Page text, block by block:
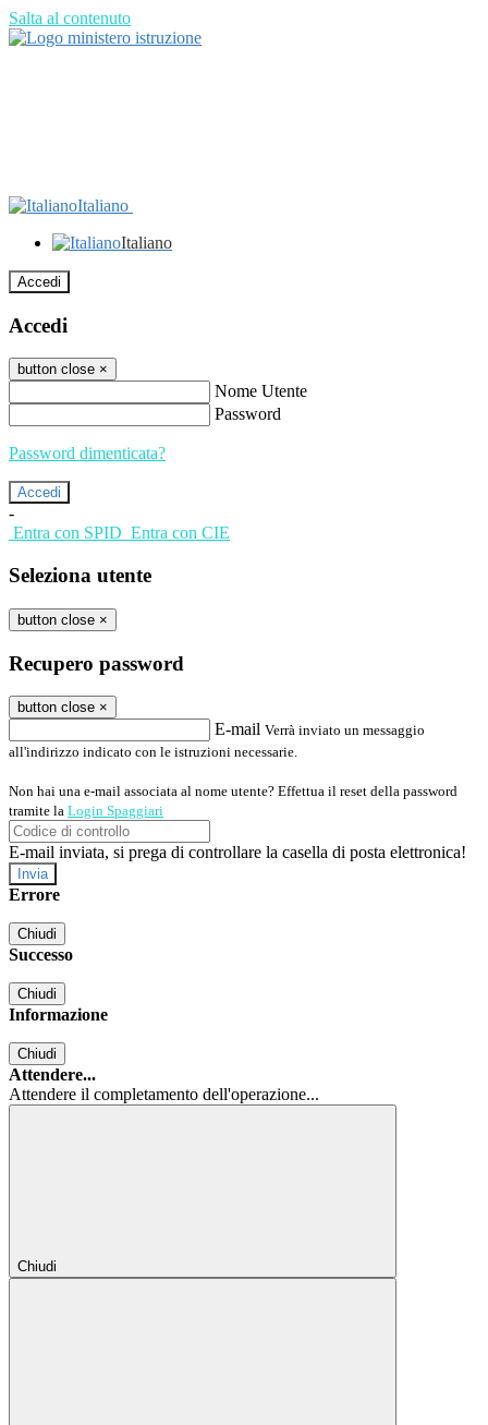
Salta al contenuto
Italiano
Italiano
Accedi
Accedi
button close ×
Nome Utente
Password
Password dimenticata?
-
Entra con SPID Entra con CIE
Seleziona utente
button close ×
Recupero password
button close ×
E-mail Verrà inviato un messaggio
all'indirizzo indicato con le istruzioni necessarie.
Non hai una e-mail associata al nome utente? Effettua il reset della password
tramite la Login Spaggiari
E-mail inviata, si prega di controllare la casella di posta elettronica!
Errore
Chiudi
Successo
Chiudi
Informazione
Chiudi
Attendere...
Attendere il completamento dell'operazione...
Chiudi